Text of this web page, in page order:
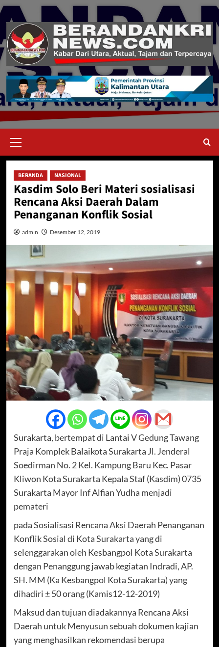
Skip
content
Menu
BERANDA NASIONAL
Kasdim Solo Beri Materi sosialisasi
Rencana Aksi Daerah Dalam
Penanganan Konflik Sosial
admin Desember 12, 2019
Surakarta, bertempat di Lantai V Gedung Tawang
Praja Komplek Balaikota Surakarta Jl. Jenderal
Soedirman No. 2 Kel. Kampung Baru Kec. Pasar
Kliwon Kota Surakarta Kepala Staf (Kasdim) 0735
Surakarta Mayor Inf Alfian Yudha menjadi
pemateri
pada Sosialisasi Rencana Aksi Daerah Penanganan
Konflik Sosial di Kota Surakarta yang di
selenggarakan oleh Kesbangpol Kota Surakarta
dengan Penanggung jawab kegiatan Indradi, AP.
SH. MM (Ka Kesbangpol Kota Surakarta) yang
dihadiri ± 50 orang (Kamis12-12-2019)
Maksud dan tujuan diadakannya Rencana Aksi
Daerah untuk Menyusun sebuah dokumen kajian
yang menghasilkan rekomendasi berupa